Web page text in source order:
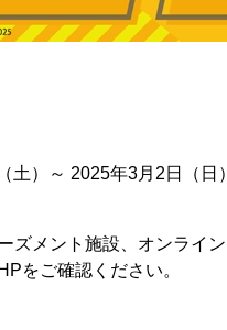
）～ 2025年3月2日（日）
ズメント施設、オンライ
をご確認ください。